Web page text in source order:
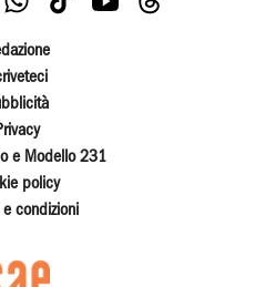
e Modello 231
policy
e condizioni